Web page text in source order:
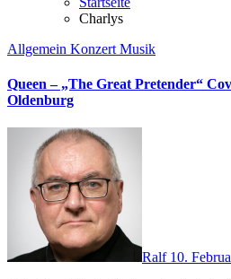
Charlys
Allgemein Konzert Musik
Queen – „The Great Pretender“
Oldenburg
Ralf 10.